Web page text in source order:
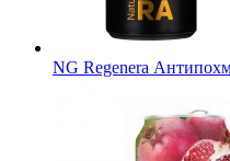
NG Regenera